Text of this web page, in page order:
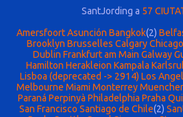
SantJording a 57
AmersfoortAsunción Bangkok(2)
Brooklyn Brusselles CalgaryChicago
Dublin Frankfurt am Main Galway
Hamilton Herakleion Kampala
Lisboa (deprecated -> 2914) Los
Melbourne Miami Monterrey
Paraná Perpinyà Philadelphia Praha
San Francisco Santiago de Chile(2)